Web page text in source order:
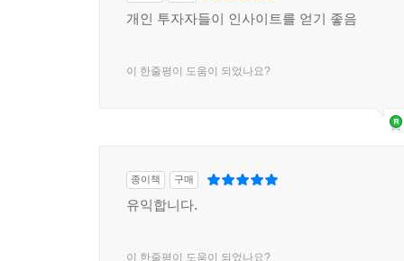
개인 투자자들이 인사이트를 얻기 좋음
이 한줄평이 도움이 되었나요?
종이책 구매
유익합니다.
이 한줄평이 도움이 되었나요?